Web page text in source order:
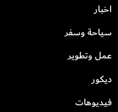
اخبار
سياحة وسفر
عمل وتطوير
ديكور
فيديوهات